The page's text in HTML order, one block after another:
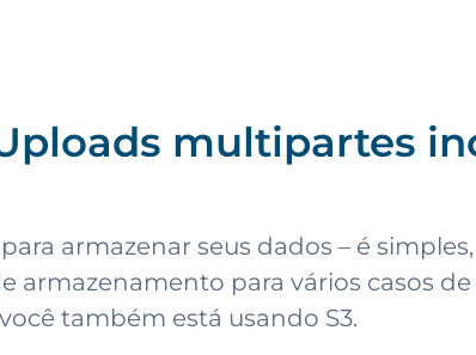
multipartes
armazenar seus dados – é
para vários casos de
também está usando S3.